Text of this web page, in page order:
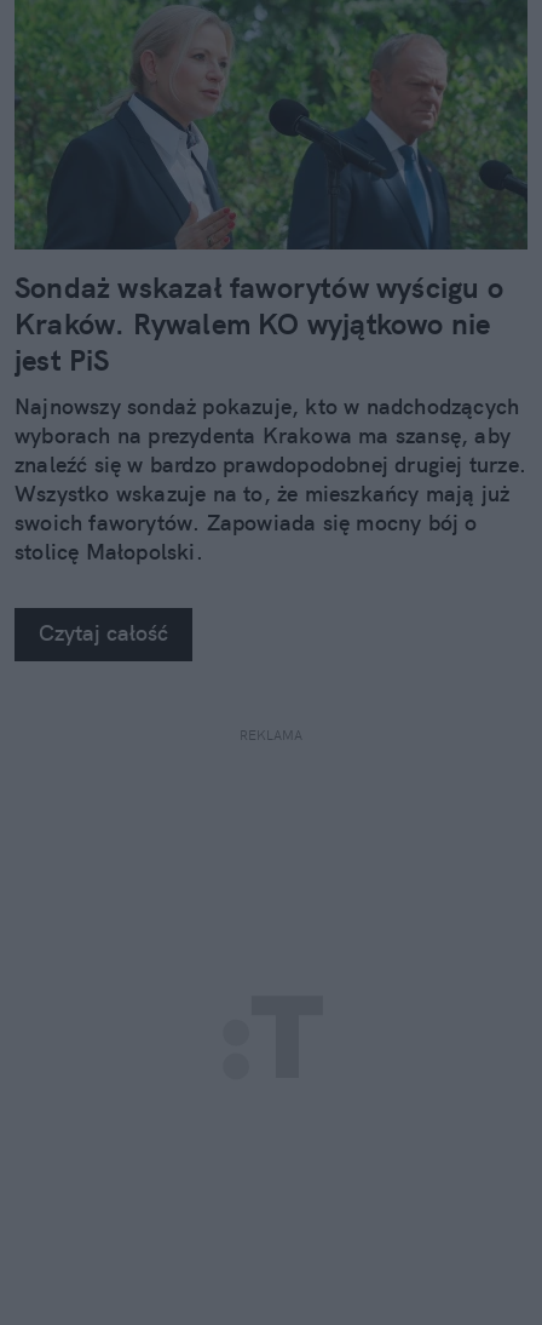
Sondaż wskazał faworytów wyścigu o
Kraków. Rywalem KO wyjątkowo nie
jest PiS
Najnowszy sondaż pokazuje, kto w nadchodzących
wyborach na prezydenta Krakowa ma szansę, aby
znaleźć się w bardzo prawdopodobnej drugiej turze.
Wszystko wskazuje na to, że mieszkańcy mają już
swoich faworytów. Zapowiada się mocny bój o
stolicę Małopolski.
Czytaj całość
REKLAMA